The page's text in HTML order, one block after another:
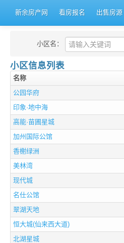
新余房产网 看房报名 出售房源
小区名：
小区信息列表
名称
公园华府
印象·地中海
高能·苗圃星城
加州国际公馆
香榭绿洲
美林湾
现代城
名仕公馆
翠湖天地
恒大城(仙来西大道)
北湖星城